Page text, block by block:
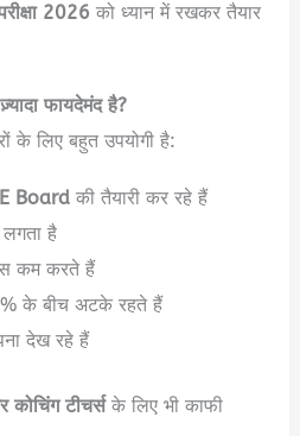
2026 को ध्यान में रखकर तैयार
फायदेमंद है?
के लिए बहुत उपयोगी है:
Boardकी तैयारी कर रहे हैं
है
कम करते हैं
के बीच अटके रहते हैं
देख रहे हैं
कोचिंग टीचर्सके लिए भी काफी